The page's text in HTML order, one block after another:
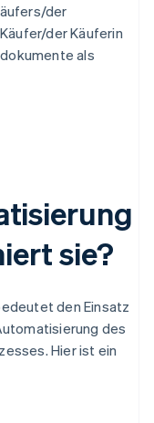
der
der Käuferin
als
sie?
den Einsatz
des
Hier ist ein